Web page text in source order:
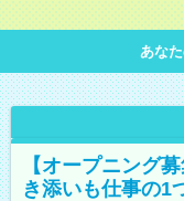
あな
【オープニング
き添いも仕事の1